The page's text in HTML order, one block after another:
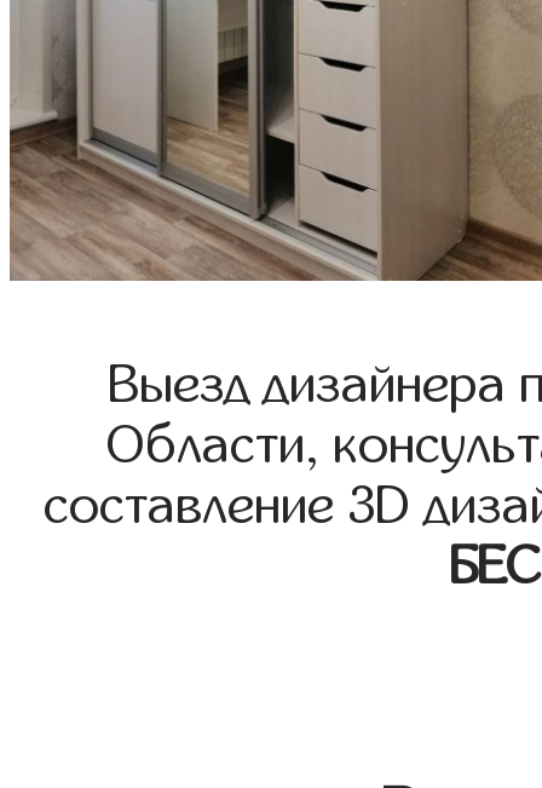
Выезд дизайнера
Области,
составление 3D